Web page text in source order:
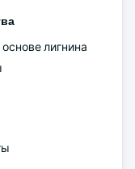
лигнина